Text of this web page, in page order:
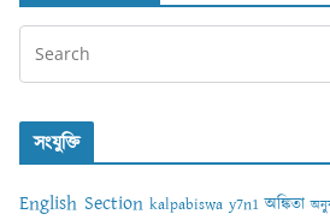
সংযুক্তি
English Section kalpabiswa y7n1 অঙ্কিতা